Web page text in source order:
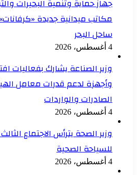
جهاز حماية وتنمية البحيرات
مكاتب ميدانية جديدة
ساحل البحر
4 أغسطس، 2026
وزير الصناعة يشارك بفعاليات
وأجهزة لدعم قدرات معامل
الصادرات والواردات
4 أغسطس، 2026
وزير الصحة يترأس الاجتماع
للسياحة الصحية
4 أغسطس، 2026